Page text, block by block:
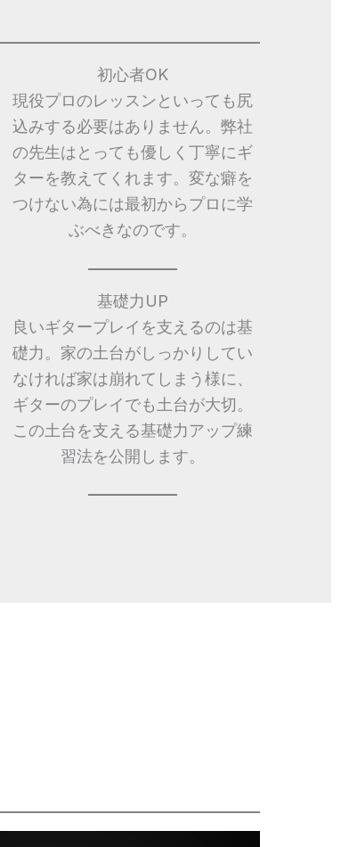
初心者OK
現役プロのレッスンといっても尻
込みする必要はありません。弊社
の先生はとっても優しく丁寧にギ
ターを教えてくれます。変な癖を
つけない為には最初からプロに学
ぶべきなのです。
基礎力UP
良いギタープレイを支えるのは基
礎力。家の土台がしっかりしてい
なければ家は崩れてしまう様に、
ギターのプレイでも土台が大切。
この土台を支える基礎力アップ練
習法を公開します。